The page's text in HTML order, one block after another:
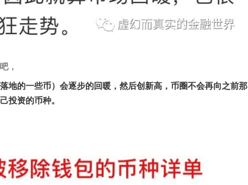
，
地的一些币）会逐步的回暖，然后创新高，币圈不会再向之前那
投资的币种。